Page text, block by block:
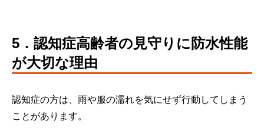
5．認知症高齢者の見守りに防水性能
が大切な理由
認知症の方は、雨や服の濡れを気にせず行動してしまう
ことがあります。